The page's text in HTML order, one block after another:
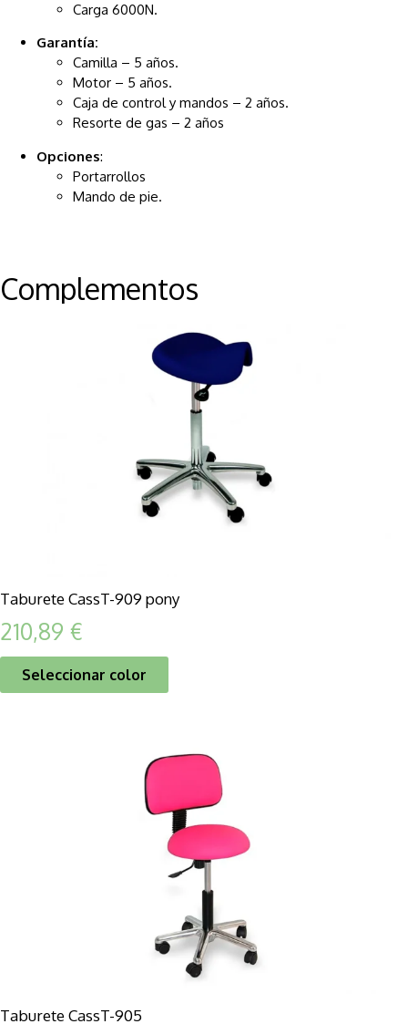
Carga 6000N.
Garantía:
Camilla – 5 años.
Motor – 5 años.
Caja de control y mandos – 2 años.
Resorte de gas – 2 años
Opciones:
Portarrollos
Mando de pie.
Complementos
Taburete CassT-909 pony
210,89 €
Seleccionar color
Taburete CassT-905